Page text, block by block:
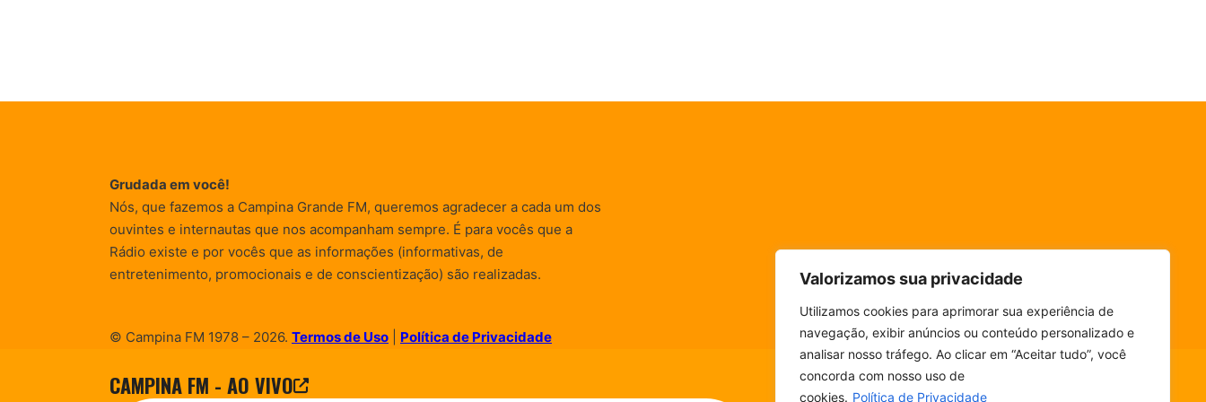
Valorizamos sua privacidade
Utilizamos cookies para aprimorar sua experiência de
navegação, exibir anúncios ou conteúdo personalizado e
analisar nosso tráfego. Ao clicar em “Aceitar tudo”, você
concorda com nosso uso de
cookies. Política de Privacidade
CAMPINA FM - AO VIVO
Grudada em você!
Nós, que fazemos a Campina Grande FM, queremos agradecer a cada um dos
ouvintes e internautas que nos acompanham sempre. É para vocês que a
Rádio existe e por vocês que as informações (informativas, de
entretenimento, promocionais e de conscientização) são realizadas.
© Campina FM 1978 – 2026. Termos de Uso
Política de Privacidade